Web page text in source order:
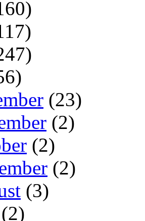
(23)
(2)
(2)
(2)
(3)
(2)